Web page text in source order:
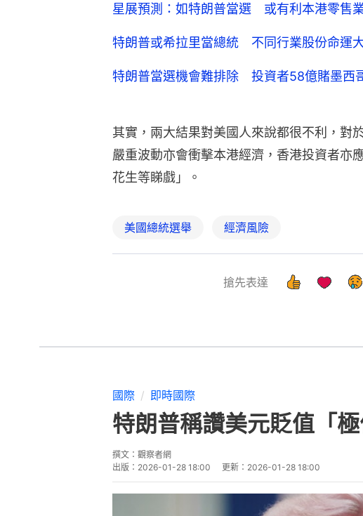
星展預測：如特朗普當選 或有利本港零售
特朗普或希拉里當總統 不同行業股份命運
特朗普當選機會難排除 投資者58億賭墨西
其實，兩大結果對美國人來說都很不利，對
嚴重波動亦會衝擊本港經濟，香港投資者亦
花生等睇戲」。
美國總統選舉 經濟風險
搶先表達
國際 即時國際
特朗普稱讚美元貶值「
撰文： 觀察者網
出版： 2026-01-28 18:00 更新： 2026-01-28 18:00